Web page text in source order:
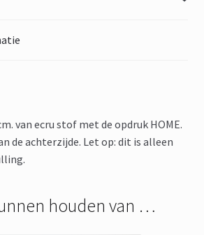
van ecru stof met de opdruk HOME.
de achterzijde. Let op: dit is alleen
houden van …